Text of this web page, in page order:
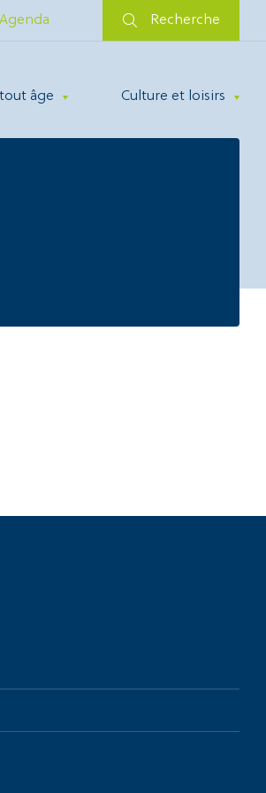
Agenda Recherche
âge Culture et loisirs